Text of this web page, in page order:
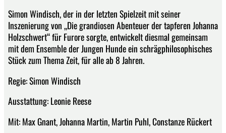
Simon Windisch, der in der letzten Spielzeit mit seiner
Inszenierung von „Die grandiosen Abenteuer der tapferen Johanna
Holzschwert“ für Furore sorgte, entwickelt diesmal gemeinsam
mit dem Ensemble der Jungen Hunde ein schrägphilosophisches
Stück zum Thema Zeit, für alle ab 8 Jahren.
Regie: Simon Windisch
Ausstattung: Leonie Reese
Mit: Max Gnant, Johanna Martin, Martin Puhl, Constanze Rückert